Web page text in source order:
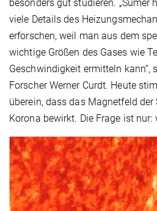
besonders gut studieren. „Sumer
viele Details des
erforschen, weil man aus dem
wichtige Größen des Gases wie
Geschwindigkeit ermitteln kann“,
Forscher Werner Curdt. Heute
überein, dass das Magnetfeld der
Korona bewirkt. Die Frage ist nur: